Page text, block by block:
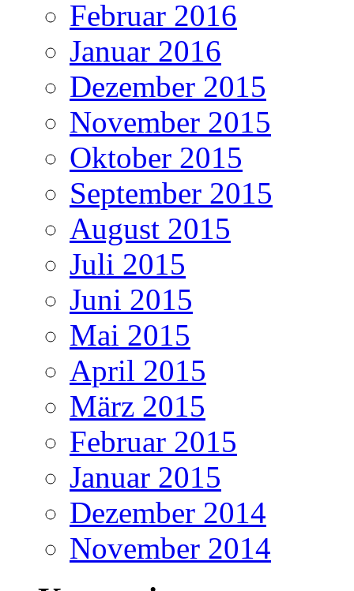
Februar 2016
Januar 2016
Dezember 2015
November 2015
Oktober 2015
September 2015
August 2015
Juli 2015
Juni 2015
Mai 2015
April 2015
März 2015
Februar 2015
Januar 2015
Dezember 2014
November 2014